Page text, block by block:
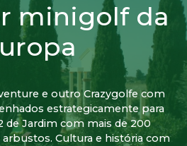
minigolf da
e outro Crazygolfe com
estrategicamente para
de Jardim com mais de 200
Cultura e história com